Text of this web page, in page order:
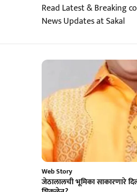
Read Latest & Breaking
News Updates at Sakal
Web Story
जेठालालची भूमिका साकारणारे